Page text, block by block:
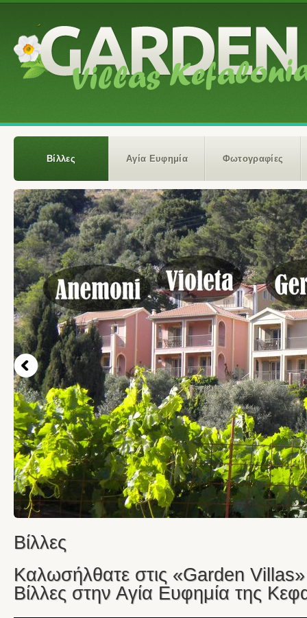
Βίλλες Αγία Ευφημία Φωτογραφίες
Βίλλες
Καλωσήλθατε στις «Garden Villas»
Βίλλες στην Αγία Ευφημία της